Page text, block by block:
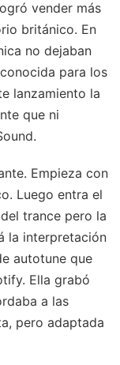
vender más
británico. En
no dejaban
para los
lanzamiento la
que ni
Empieza con
Luego entra el
trance pero la
la interpretación
autotune que
Ella grabó
a las
pero adaptada